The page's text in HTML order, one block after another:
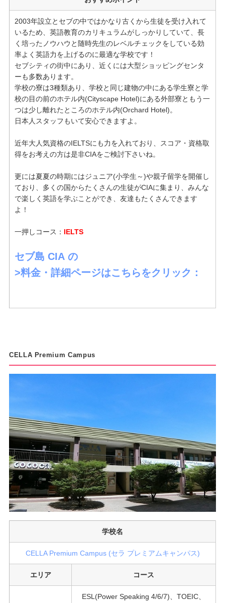
2003年設立とセブの中ではかなり古くから生徒を受け入れて
いるため、英語教育のカリキュラムがしっかりしていて、長
く培ったノウハウと随時先生のレベルチェックをしている効
率よく英語力を上げるのに最適な学校です！
セブシティの街中にあり、近くには大型ショッピングセンタ
ーも多数あります。
学校の寮は3種類あり、学校と同じ建物の中にある学生寮と学
校の目の前のホテル内(Cityscape Hotel)にある外部寮ともう一
つは少し離れたところのホテル内(Orchard Hotel)。
日本人スタッフもいて安心できますよ。
近年大人気資格のIELTSにも力を入れており、スコア・資格取
得をお考えの方は是非CIAをご検討下さいね。
更には夏夏の時期にはジュニア(小学生～)や親子留学を開催し
ており、多くの国からたくさんの生徒がCIAに集まり、みんな
で楽しく英語を学ぶことができ、友達もたくさんできます
よ！
一押しコース： IELTS
セブ島 CIA の
>料金・詳細ページはこちらをクリック：
CELLA Premium Campus
学校名
CELLA Premium Campus (セラ プレミアムキャンパス)
エリア コース
ESL(Power Speaking 4/6/7)、TOEIC、